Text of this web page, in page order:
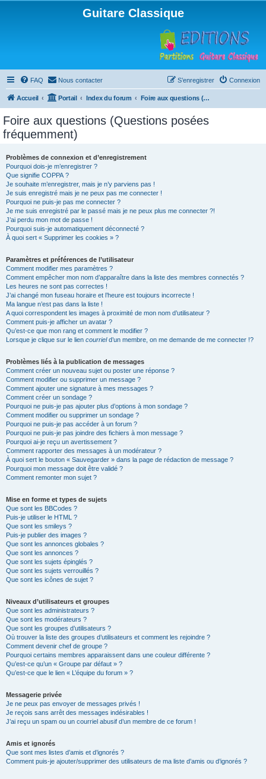
Guitare Classique
FAQ Nous contacter Connexion
S’enregistrer
Accueil Portail Index du forum Foire aux questions (Questions posées fréquemment)
Foire aux questions (Questions posées
fréquemment)
Problèmes de connexion et d’enregistrement
Pourquoi dois-je m’enregistrer ?
Que signifie COPPA ?
Je souhaite m’enregistrer, mais je n’y parviens pas !
Je suis enregistré mais je ne peux pas me connecter !
Pourquoi ne puis-je pas me connecter ?
Je me suis enregistré par le passé mais je ne peux plus me connecter ?!
J’ai perdu mon mot de passe !
Pourquoi suis-je automatiquement déconnecté ?
À quoi sert « Supprimer les cookies » ?
Paramètres et préférences de l’utilisateur
Comment modifier mes paramètres ?
Comment empêcher mon nom d’apparaître dans la liste des membres connectés ?
Les heures ne sont pas correctes !
J’ai changé mon fuseau horaire et l’heure est toujours incorrecte !
Ma langue n’est pas dans la liste !
A quoi correspondent les images à proximité de mon nom d’utilisateur ?
Comment puis-je afficher un avatar ?
Qu’est-ce que mon rang et comment le modifier ?
Lorsque je clique sur le lien courrield’un membre, on me demande de me connecter !?
Problèmes liés à la publication de messages
Comment créer un nouveau sujet ou poster une réponse ?
Comment modifier ou supprimer un message ?
Comment ajouter une signature à mes messages ?
Comment créer un sondage ?
Pourquoi ne puis-je pas ajouter plus d’options à mon sondage ?
Comment modifier ou supprimer un sondage ?
Pourquoi ne puis-je pas accéder à un forum ?
Pourquoi ne puis-je pas joindre des fichiers à mon message ?
Pourquoi ai-je reçu un avertissement ?
Comment rapporter des messages à un modérateur ?
À quoi sert le bouton « Sauvegarder » dans la page de rédaction de message ?
Pourquoi mon message doit être validé ?
Comment remonter mon sujet ?
Mise en forme et types de sujets
Que sont les BBCodes ?
Puis-je utiliser le HTML ?
Que sont les smileys ?
Puis-je publier des images ?
Que sont les annonces globales ?
Que sont les annonces ?
Que sont les sujets épinglés ?
Que sont les sujets verrouillés ?
Que sont les icônes de sujet ?
Niveaux d’utilisateurs et groupes
Que sont les administrateurs ?
Que sont les modérateurs ?
Que sont les groupes d’utilisateurs ?
Où trouver la liste des groupes d’utilisateurs et comment les rejoindre ?
Comment devenir chef de groupe ?
Pourquoi certains membres apparaissent dans une couleur différente ?
Qu’est-ce qu’un « Groupe par défaut » ?
Qu’est-ce que le lien « L’équipe du forum » ?
Messagerie privée
Je ne peux pas envoyer de messages privés !
Je reçois sans arrêt des messages indésirables !
J’ai reçu un spam ou un courriel abusif d’un membre de ce forum !
Amis et ignorés
Que sont mes listes d’amis et d’ignorés ?
Comment puis-je ajouter/supprimer des utilisateurs de ma liste d’amis ou d’ignorés ?